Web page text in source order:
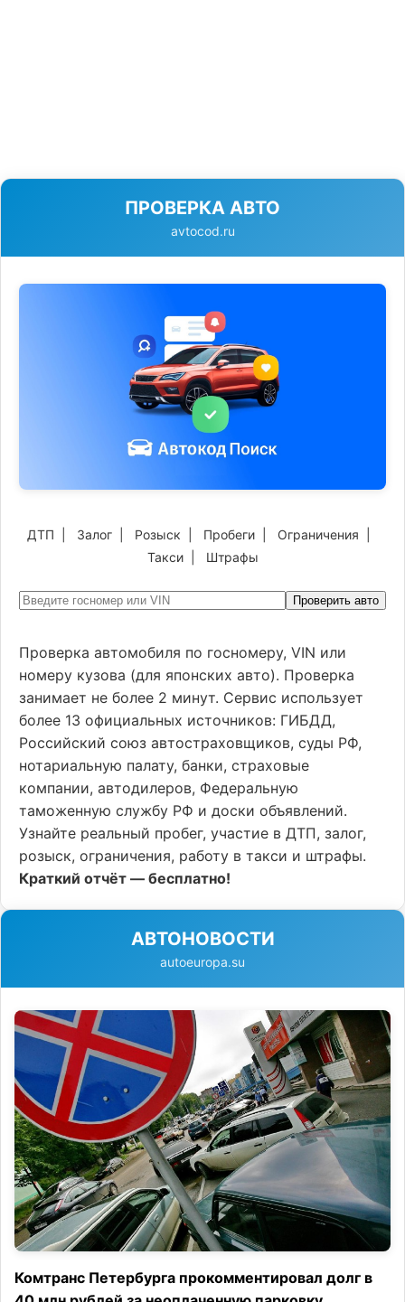
ПРОВЕРКА АВТО
avtocod.ru
ДТП Залог Розыск Пробеги Ограничения
Такси| Штрафы
Проверить авто
Проверка автомобиля по госномеру, VIN или
номеру кузова (для японских авто). Проверка
занимает не более 2 минут. Сервис использует
более 13 официальных источников: ГИБДД,
Российский союз автостраховщиков, суды РФ,
нотариальную палату, банки, страховые
компании, автодилеров, Федеральную
таможенную службу РФ и доски объявлений.
Узнайте реальный пробег, участие в ДТП, залог,
розыск, ограничения, работу в такси и штрафы.
Краткий отчёт — бесплатно!
АВТОНОВОСТИ
autoeuropa.su
Комтранс Петербурга прокомментировал долг в